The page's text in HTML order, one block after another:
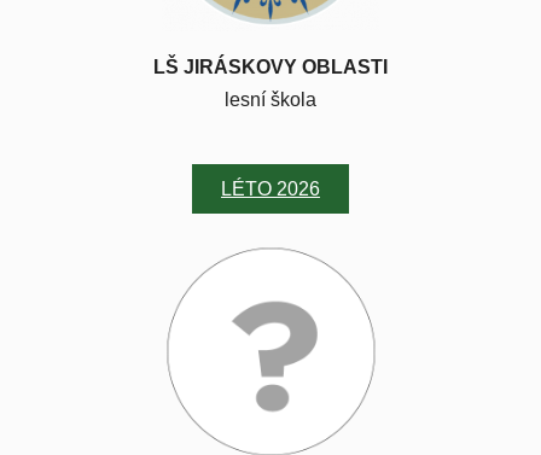
LŠ JIRÁSKOVY OBLASTI
lesní škola
LÉTO 2026